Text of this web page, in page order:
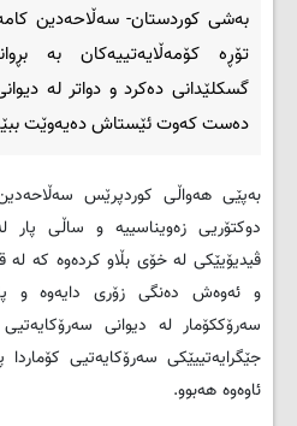
بەشی کوردستان- سەڵاحەدین
تۆڕە کۆمەڵایەتییەکان بە
گسکلێدانی دەکرد و دواتر لە
دەست کەوت ئێستاش دەیەوێت
بەپێی هەواڵی کوردپرێس
دوکتۆریی زەویناسییە و ساڵی پار
ڤیدیۆیێکی لە خۆی بڵاو کردەوە کە لە
و ئەوەش دەنگی زۆری دایەوە و
سەرۆککۆمار لە دیوانی
جێگرایەتییێکی سەرۆکایەتیی
ئاوەوە هەبوو.